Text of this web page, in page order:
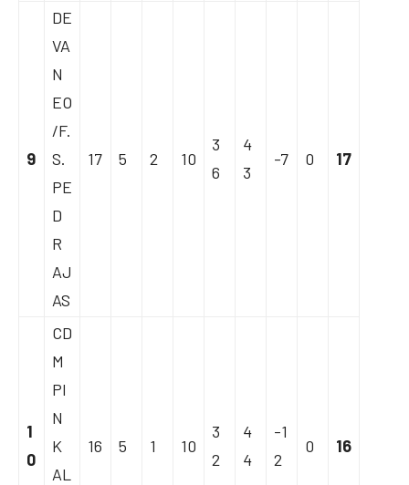
9
DE
VA
N
EO
/F.
S.
PE
D
R
AJ
AS
17 5 2 10
3
6
4
3
-7 0 17
1
0
CD
M
PI
N
K
AL
16 5 1 10
3
2
4
4
-1
2
0 16